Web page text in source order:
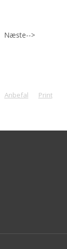
Næste-->
Anbefal Print